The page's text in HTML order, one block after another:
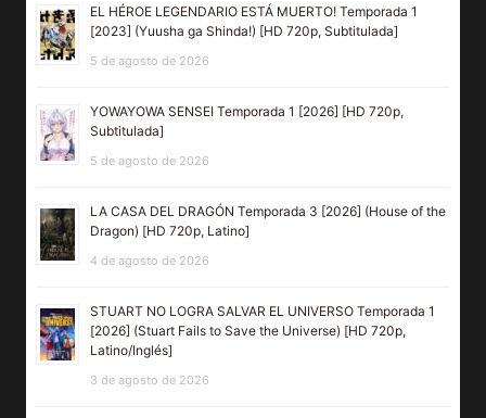
EL HÉROE LEGENDARIO ESTÁ MUERTO! Temporada 1
[2023] (Yuusha ga Shinda!) [HD 720p, Subtitulada]
5 de agosto de 2026
YOWAYOWA SENSEI Temporada 1 [2026] [HD 720p,
Subtitulada]
5 de agosto de 2026
LA CASA DEL DRAGÓN Temporada 3 [2026] (House of the
Dragon) [HD 720p, Latino]
4 de agosto de 2026
STUART NO LOGRA SALVAR EL UNIVERSO Temporada 1
[2026] (Stuart Fails to Save the Universe) [HD 720p,
Latino/Inglés]
3 de agosto de 2026